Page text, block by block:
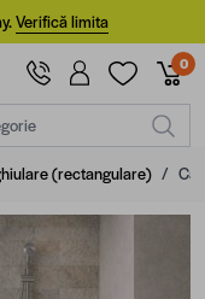
Verifică limita
0
(rectangulare) /